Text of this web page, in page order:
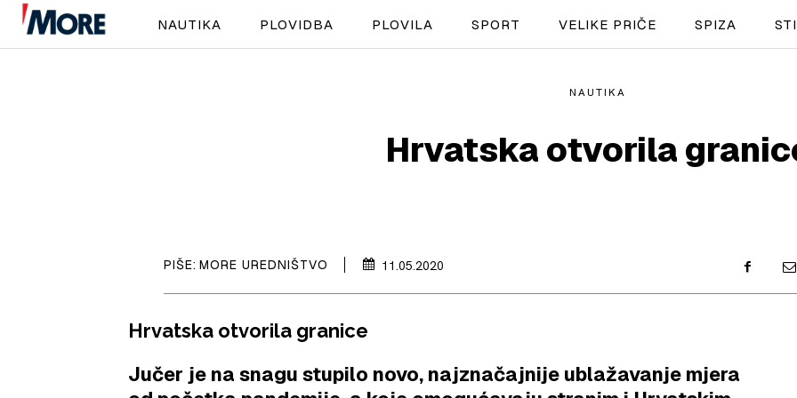
SPORT
SHOP
NAUTIKA PLOVIDBA PLOVILA SPORT VELIKE PRIČE SPIZA
NAUTIKA
Hrvatska otvorila
PIŠE: MORE UREDNIŠTVO 11.05.2020
Hrvatska otvorila granice
Jučer je na snagu stupilo novo, najznačajnije ublažavanje mjera